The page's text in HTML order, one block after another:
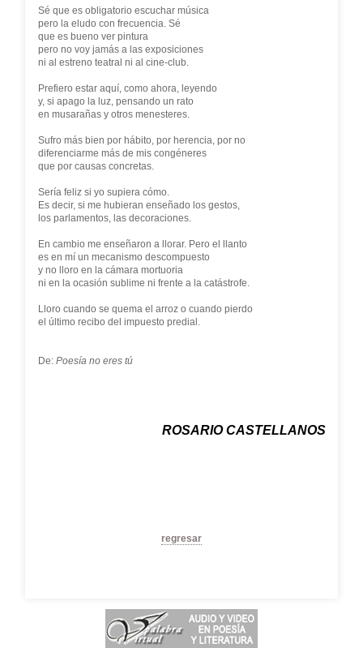
Sé que es obligatorio escuchar música
pero la eludo con frecuencia. Sé
que es bueno ver pintura
pero no voy jamás a las exposiciones
ni al estreno teatral ni al cine-club.
Prefiero estar aquí, como ahora, leyendo
y, si apago la luz, pensando un rato
en musarañas y otros menesteres.
Sufro más bien por hábito, por herencia, por no
diferenciarme más de mis congéneres
que por causas concretas.
Sería feliz si yo supiera cómo.
Es decir, si me hubieran enseñado los gestos,
los parlamentos, las decoraciones.
En cambio me enseñaron a llorar. Pero el llanto
es en mí un mecanismo descompuesto
y no lloro en la cámara mortuoria
ni en la ocasión sublime ni frente a la catástrofe.
Lloro cuando se quema el arroz o cuando pierdo
el último recibo del impuesto predial.
De: Poesía no eres tú
ROSARIO CASTELLANOS
regresar